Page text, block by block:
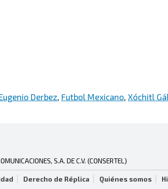
Derbez, Futbol Mexicano, Xóchitl
S.A. DE C.V. (CONSERTEL)
Derecho de Réplica Quiénes somos